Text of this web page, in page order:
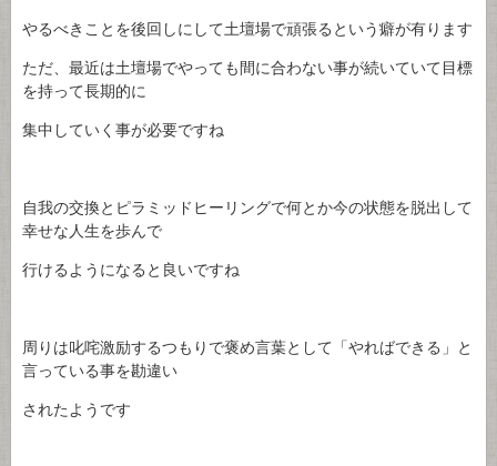
やるべきことを後回しにして土壇場で頑張るという癖が有ります
ただ、最近は土壇場でやっても間に合わない事が続いていて目標
を持って長期的に
集中していく事が必要ですね
自我の交換とピラミッドヒーリングで何とか今の状態を脱出して
幸せな人生を歩んで
行けるようになると良いですね
周りは叱咤激励するつもりで褒め言葉として「やればできる」と
言っている事を勘違い
されたようです